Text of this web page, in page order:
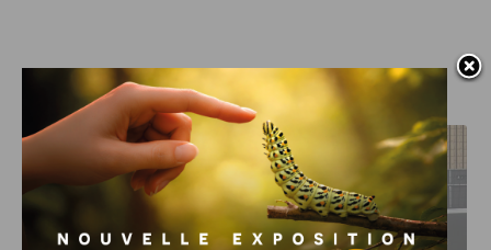
J'AIME LE DFCO